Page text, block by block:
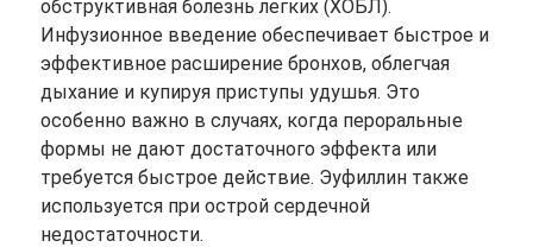
обструктивная болезнь легких (ХОБЛ).
Инфузионное введение обеспечивает быстрое и
эффективное расширение бронхов, облегчая
дыхание и купируя приступы удушья. Это
особенно важно в случаях, когда пероральные
формы не дают достаточного эффекта или
требуется быстрое действие. Эуфиллин также
используется при острой сердечной
недостаточности.